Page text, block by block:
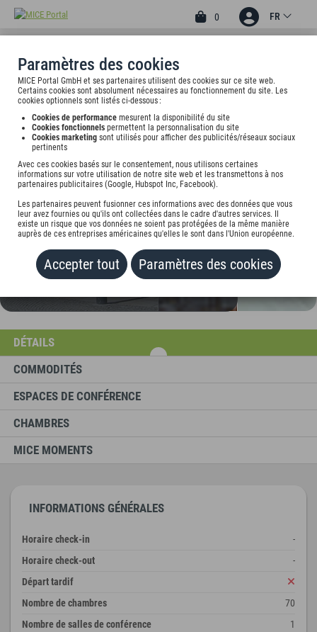
Paramètres des cookies
MICE Portal GmbH et ses partenaires utilisent des cookies sur ce site web.
Certains cookies sont absolument nécessaires au fonctionnement du site. Les
cookies optionnels sont listés ci-dessous :
Cookies de performance mesurent la disponibilité du site
Cookies fonctionnels permettent la personnalisation du site
Cookies marketing sont utilisés pour afficher des publicités/réseaux sociaux
pertinents
Avec ces cookies basés sur le consentement, nous utilisons certaines
informations sur votre utilisation de notre site web et les transmettons à nos
partenaires publicitaires (Google, Hubspot Inc, Facebook).
Les partenaires peuvent fusionner ces informations avec des données que vous
leur avez fournies ou qu'ils ont collectées dans le cadre d'autres services. Il
existe un risque que vos données ne soient pas protégées de la même manière
auprès de ces entreprises américaines qu'elles le sont dans l'Union européenne.
Accepter tout Paramètres des cookies
0 FR
4
HOTEL LEOPOLD
Leopoldstr. 119, 80804 München, undefined
AJOUTER AU
PORTEFEUILLE
DÉTAILS
COMMODITÉS
ESPACES DE CONFÉRENCE
CHAMBRES
MICE MOMENTS
INFORMATIONS GÉNÉRALES
Horaire check-in
-
Horaire check-out
-
Départ tardif
Nombre de chambres
70
Nombre de salles de conférence
1